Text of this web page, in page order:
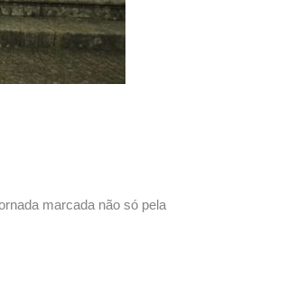
marcada não só pela